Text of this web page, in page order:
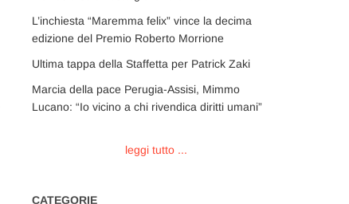
L’inchiesta “Maremma felix” vince la decima
edizione del Premio Roberto Morrione
Ultima tappa della Staffetta per Patrick Zaki
Marcia della pace Perugia-Assisi, Mimmo
Lucano: “Io vicino a chi rivendica diritti umani”
leggi tutto ...
CATEGORIE